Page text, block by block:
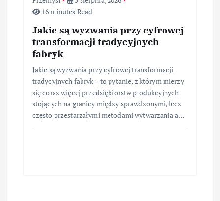
16 minutes Read
Jakie są wyzwania przy cyfrowej
transformacji tradycyjnych
fabryk
Jakie są wyzwania przy cyfrowej transformacji
tradycyjnych fabryk – to pytanie, z którym mierzy
się coraz więcej przedsiębiorstw produkcyjnych
stojących na granicy między sprawdzonymi, lecz
często przestarzałymi metodami wytwarzania a…